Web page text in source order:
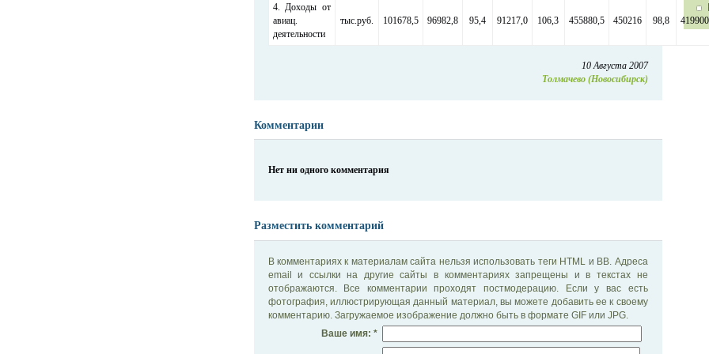
4. Доходы от
авиац.
деятельности
тыс.руб. 101678,5 96982,8 95,4 91217,0 106,3 455880,5 450216 98,8
10 Августа 2007
Толмачево (Новосибирск)
Комментарии
Нет ни одного комментария
Разместить комментарий
В комментариях к материалам сайта нельзя использовать теги HTML и BB. Адреса
email и ссылки на другие сайты в комментариях запрещены и в текстах не
отображаются. Все комментарии проходят постмодерацию. Если у вас есть
фотография, иллюстрирующая данный материал, вы можете добавить ее к своему
комментарию. Загружаемое изображение должно быть в формате GIF или JPG.
Ваше имя: *